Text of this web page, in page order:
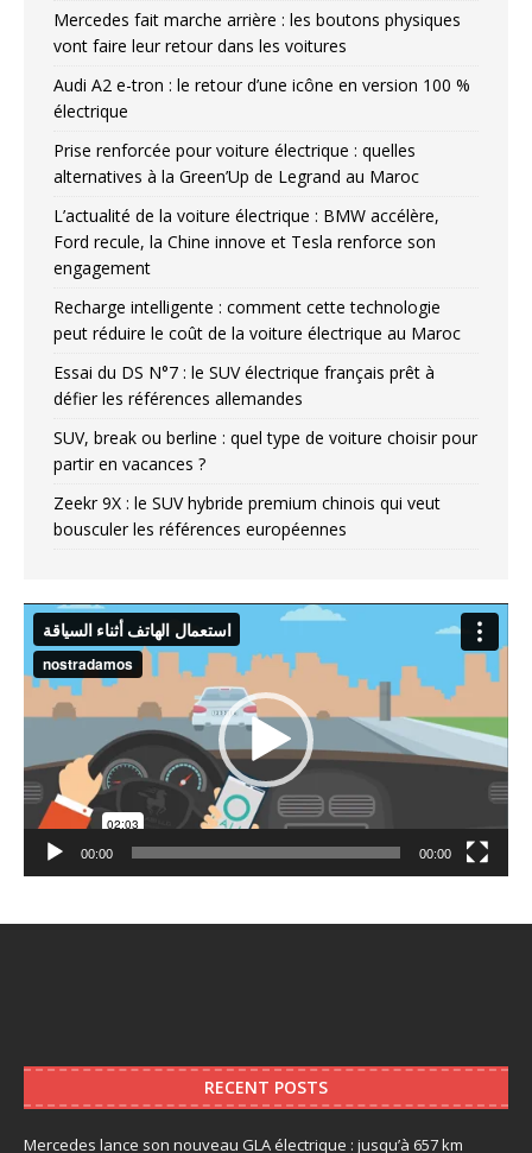
Mercedes fait marche arrière : les boutons physiques
vont faire leur retour dans les voitures
Audi A2 e-tron : le retour d’une icône en version 100 %
électrique
Prise renforcée pour voiture électrique : quelles
alternatives à la Green’Up de Legrand au Maroc
L’actualité de la voiture électrique : BMW accélère,
Ford recule, la Chine innove et Tesla renforce son
engagement
Recharge intelligente : comment cette technologie
peut réduire le coût de la voiture électrique au Maroc
Essai du DS N°7 : le SUV électrique français prêt à
défier les références allemandes
SUV, break ou berline : quel type de voiture choisir pour
partir en vacances ?
Zeekr 9X : le SUV hybride premium chinois qui veut
bousculer les références européennes
Video
Player
00:00 00:00
RECENT POSTS
Mercedes lance son nouveau GLA électrique : jusqu’à 657 km